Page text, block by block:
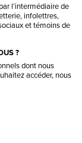
l’intermédiaire de
infolettres,
et témoins de
?
dont nous
accéder, nous